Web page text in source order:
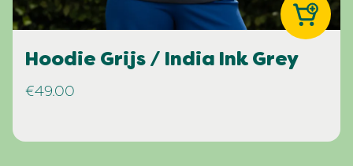
Hoodie Grijs / India Ink Grey
€49.00